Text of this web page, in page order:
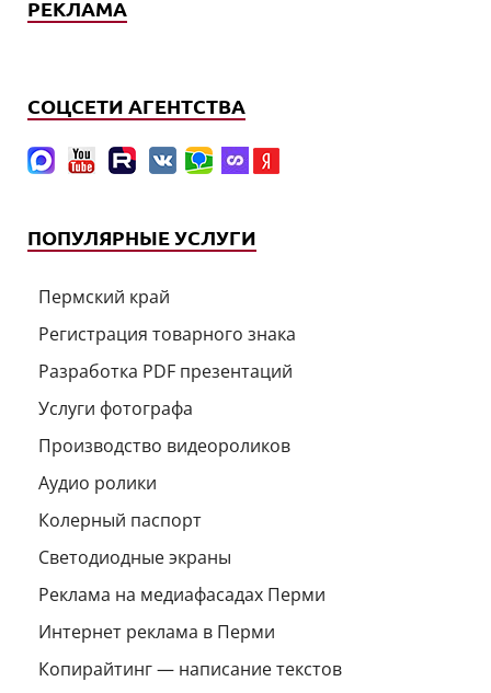
РЕКЛАМА
СОЦСЕТИ АГЕНТСТВА
ПОПУЛЯРНЫЕ УСЛУГИ
Пермский край
Регистрация товарного знака
Разработка PDF презентаций
Услуги фотографа
Производство видеороликов
Аудио ролики
Колерный паспорт
Светодиодные экраны
Реклама на медиафасадах Перми
Интернет реклама в Перми
Копирайтинг — написание текстов